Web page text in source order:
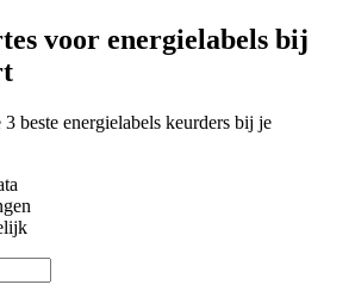
voor energielabels bij
beste energielabels keurders bij je